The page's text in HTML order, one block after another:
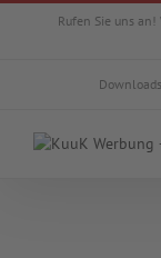
Zum
Rufen Sie uns
Downloads